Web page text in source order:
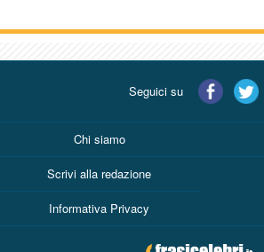
Seguici su
Chi siamo
Scrivi alla redazione
Informativa Privacy